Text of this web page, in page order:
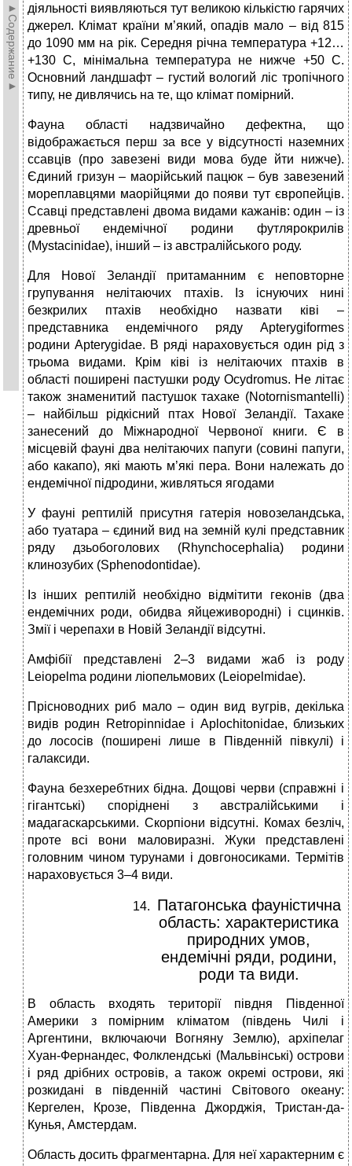
►Содержание►
діяльності виявляються тут великою кількістю гарячих
джерел. Клімат країни м’який, опадів мало – від 815
до 1090 мм на рік. Середня річна температура +12…
+130 С, мінімальна температура не нижче +50 С.
Основний ландшафт – густий вологий ліс тропічного
типу, не дивлячись на те, що клімат помірний.
Фауна області надзвичайно дефектна, що
відображається перш за все у відсутності наземних
ссавців (про завезені види мова буде йти нижче).
Єдиний гризун – маорійський пацюк – був завезений
мореплавцями маорійцями до появи тут європейців.
Ссавці представлені двома видами кажанів: один – із
древньої ендемічної родини футлярокрилів
(Mystacinidae), інший – із австралійського роду.
Для Нової Зеландії притаманним є неповторне
групування нелітаючих птахів. Із існуючих нині
безкрилих птахів необхідно назвати ківі –
представника ендемічного ряду Apterygiformes
родини Apterygidae. В ряді нараховується один рід з
трьома видами. Крім ківі із нелітаючих птахів в
області поширені пастушки роду Ocydromus. Не літає
також знаменитий пастушок тахаке (Notornismantelli)
– найбільш рідкісний птах Нової Зеландії. Тахаке
занесений до Міжнародної Червоної книги. Є в
місцевій фауні два нелітаючих папуги (совині папуги,
або какапо), які мають м’які пера. Вони належать до
ендемічної підродини, живляться ягодами
У фауні рептилій присутня гатерія новозеландська,
або туатара – єдиний вид на земній кулі представник
ряду дзьобоголових (Rhynchocephalia) родини
клинозубих (Sphenodontidae).
Із інших рептилій необхідно відмітити геконів (два
ендемічних роди, обидва яйцеживородні) і сцинків.
Змії і черепахи в Новій Зеландії відсутні.
Амфібії представлені 2–3 видами жаб із роду
Leiopelma родини ліопельмових (Leiopelmidae).
Прісноводних риб мало – один вид вугрів, декілька
видів родин Retropinnidae і Aplochitonidae, близьких
до лососів (поширені лише в Південній півкулі) і
галаксиди.
Фауна безхеребтних бідна. Дощові черви (справжні і
гігантські) споріднені з австралійськими і
мадагаскарськими. Скорпіони відсутні. Комах безліч,
проте всі вони маловиразні. Жуки представлені
головним чином турунами і довгоносиками. Термітів
нараховується 3–4 види.
Патагонська фауністична
область: характеристика
природних умов,
ендемічні ряди, родини,
роди та види.
В область входять території півдня Південної
Америки з помірним кліматом (південь Чилі і
Аргентини, включаючи Вогняну Землю), архіпелаг
Хуан-Фернандес, Фолклендські (Мальвінські) острови
і ряд дрібних островів, а також окремі острови, які
розкидані в південній частині Світового океану:
Кергелен, Крозе, Південна Джорджія, Тристан-да-
Кунья, Амстердам.
Область досить фрагментарна. Для неї характерним є